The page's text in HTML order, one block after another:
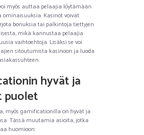
myös auttaa pelaajia löytämään
ominaisuuksia. Kasinot voivat
bonuksia tai palkintoja tiettyjen
mikä kannustaa pelaajia
vaihtoehtoja. Lisäksi se voi
sitoutumista kasinoon ja luoda
hyvät ja
puolet
myös gamificationilla on hyvät ja
Tässä muutamia asioita, jotka
huomioon: